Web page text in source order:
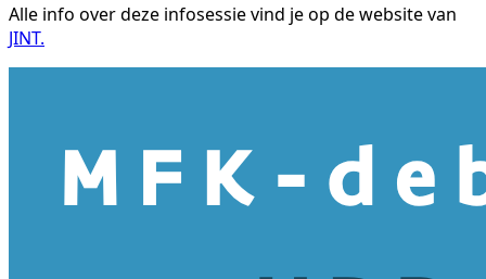
Alle info over deze infosessie vind je op de website van
JINT.